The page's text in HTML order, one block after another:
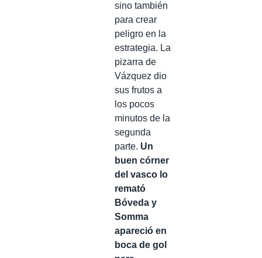
sino también
para crear
peligro en la
estrategia. La
pizarra de
Vázquez dio
sus frutos a
los pocos
minutos de la
segunda
parte. Un
buen córner
del vasco lo
remató
Bóveda y
Somma
apareció en
boca de gol